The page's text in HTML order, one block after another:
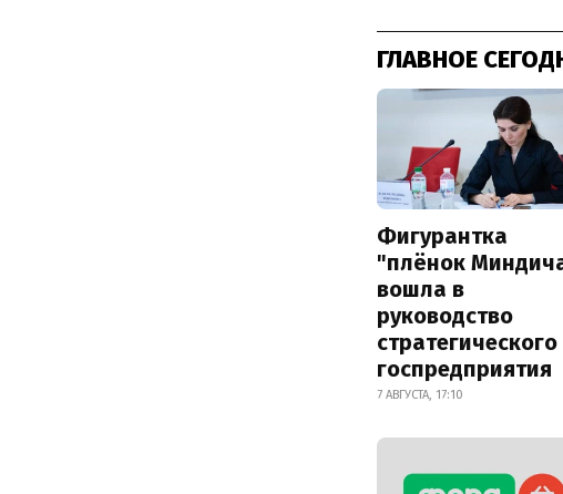
ГЛАВНОЕ
Фигурантка
"плёнок
вошла в
руководство
стратегического
госпредприятия
7 АВГУСТА, 17:10